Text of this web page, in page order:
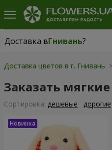
Доставка вГнивань?
Доставка вГнивань|
Доставка цветов в г. Гнивань
Заказать
Cортировка: дешевые дорогие